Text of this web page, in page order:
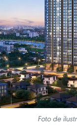
Foto de